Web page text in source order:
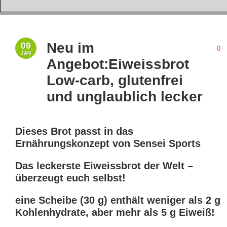
09
JAN
Neu im
Angebot:Eiweissbrot
Low-carb, glutenfrei
und unglaublich lecker
0
Dieses Brot passt in das
Ernährungskonzept von Sensei Sports
Das leckerste Eiweissbrot der Welt –
überzeugt euch selbst!
eine Scheibe (30 g) enthält weniger als 2 g
Kohlenhydrate, aber mehr als 5 g Eiweiß!